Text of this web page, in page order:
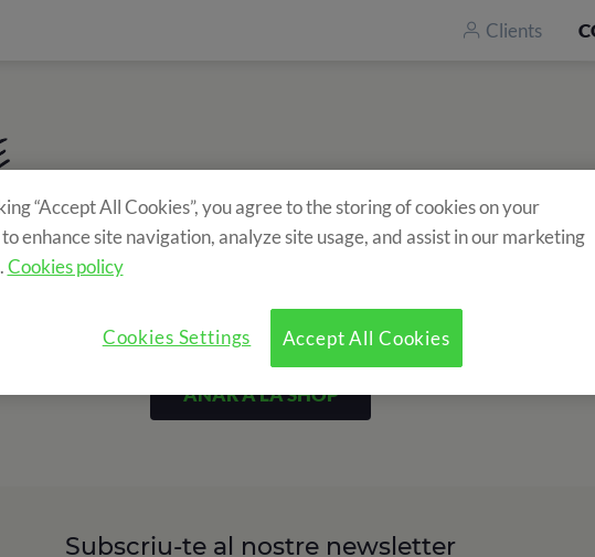
Clients
els nostres productes completant el
ANAR A LA SHOP
Subscriu-te al nostre newsletter
“Accept All Cookies”, you agree to the storing of cookies on your
enhance site navigation, analyze site usage, and assist in our marketing
Cookies policy
Accept All Cookies
Cookies Settings